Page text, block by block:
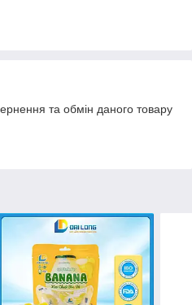
та обмін даного товару